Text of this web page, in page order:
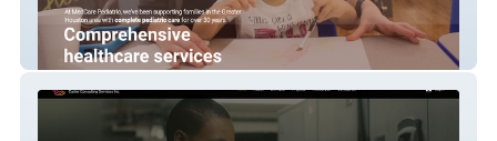
MedCare Pediatrics